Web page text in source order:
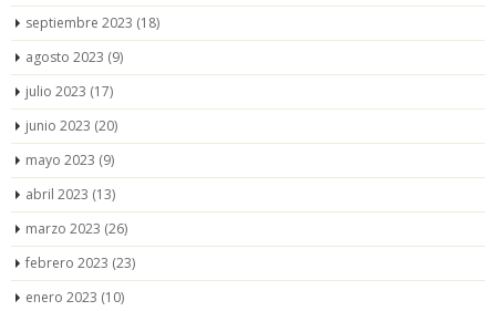
septiembre 2023 (18)
agosto 2023 (9)
julio 2023 (17)
junio 2023 (20)
mayo 2023 (9)
abril 2023 (13)
marzo 2023 (26)
febrero 2023 (23)
enero 2023 (10)